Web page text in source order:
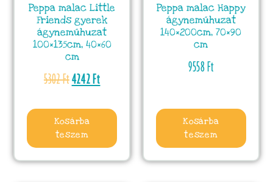
Peppa malac Little
Friends gyerek
ágyneműhuzat
100×135cm, 40×60
cm
5302Ft4242Ft
Kosárba
teszem
Peppa malac Happy
ágyneműhuzat
140×200cm, 70×90
cm
9558Ft
Kosárba
teszem